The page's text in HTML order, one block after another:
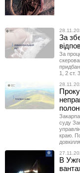
За
За
1, 2 ст.
суду
краю.
В